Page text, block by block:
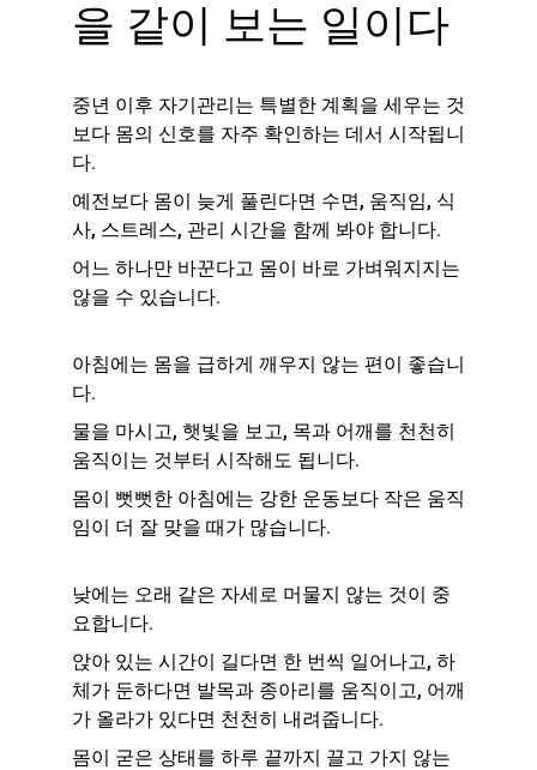
을 같이 보는 일이다
중년 이후 자기관리는 특별한 계획을 세우는 것
보다 몸의 신호를 자주 확인하는 데서 시작됩니
다.
예전보다 몸이 늦게 풀린다면 수면, 움직임, 식
사, 스트레스, 관리 시간을 함께 봐야 합니다.
어느 하나만 바꾼다고 몸이 바로 가벼워지지는
않을 수 있습니다.
아침에는 몸을 급하게 깨우지 않는 편이 좋습니
다.
물을 마시고, 햇빛을 보고, 목과 어깨를 천천히
움직이는 것부터 시작해도 됩니다.
몸이 뻣뻣한 아침에는 강한 운동보다 작은 움직
임이 더 잘 맞을 때가 많습니다.
낮에는 오래 같은 자세로 머물지 않는 것이 중
요합니다.
앉아 있는 시간이 길다면 한 번씩 일어나고, 하
체가 둔하다면 발목과 종아리를 움직이고, 어깨
가 올라가 있다면 천천히 내려줍니다.
몸이 굳은 상태를 하루 끝까지 끌고 가지 않는